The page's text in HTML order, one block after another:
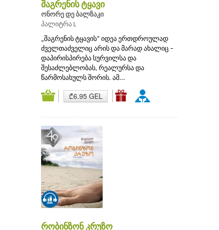
შაგრენის ტყავი
ონორე დე ბალზაკი
პალიტრა L
„შაგრენის ტყავის“ იდეა ერთდროულად
ძველთაძველიც არის და მარად ახალიც –
დაპირისპირება სურვილსა და
შესაძლებლობას, რეალურსა და
წარმოსახულს შორის. ამ...
₾6.95 GEL
რობინზონ კრუზო